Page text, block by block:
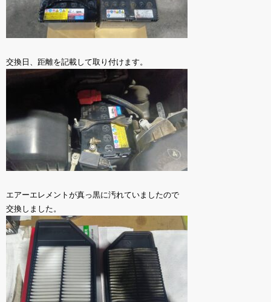
交換日、距離を記載して取り付けます。
エアーエレメントが真っ黒に汚れていましたので
交換しました。